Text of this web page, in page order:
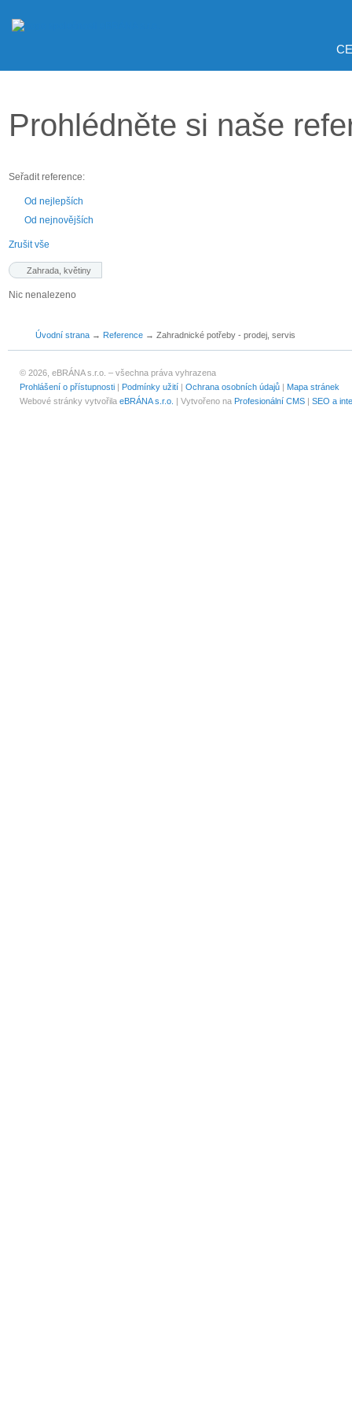
Prohlédněte si naše
Seřadit reference:
Od nejlepších
Od nejnovějších
Zrušit vše
Zahrada, květiny
Nic nenalezeno
Úvodní strana → Reference → Zahradnické potřeby - prodej, servis
© 2026, eBRÁNA s.r.o. – všechna práva vyhrazena
Prohlášení o přístupnosti | Podmínky užití | Ochrana osobních údajů | Mapa stránek
Webové stránky vytvořila eBRÁNA s.r.o. | Vytvořeno na Profesionální CMS | SEO a